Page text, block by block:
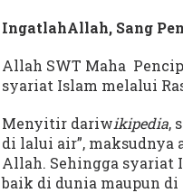
IngatlahAllah, Sang
Allah SWT Maha
syariat Islam melalui
Menyitir dariwikipedia,
di lalui air”, maksudnya
Allah. Sehingga syariat
baik di dunia maupun